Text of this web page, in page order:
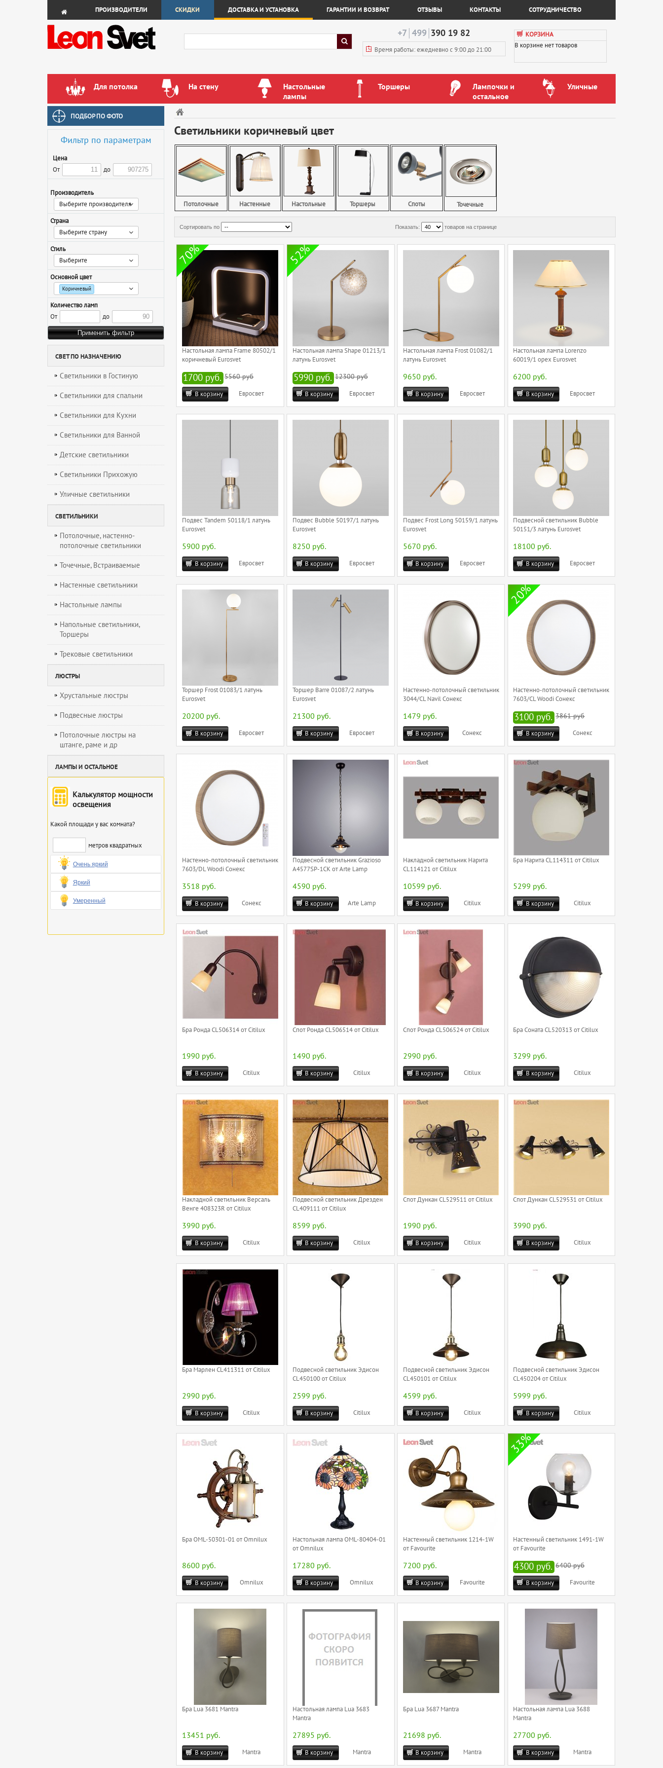
ПРОИЗВОДИТЕЛИ СКИДКИ ДОСТАВКА И УСТАНОВКА ГАРАНТИИ И ВОЗВРАТ ОТЗЫВЫ КОНТАКТЫ СОТРУДНИЧЕСТВО
+7 499 390 19 82
Время работы: ежедневнос 9:00 до 21:00
КОРЗИНА
В корзине нет товаров
Для потолка На стену
Настольные
лампы
Торшеры
Лампочки и
остальное
Уличные
ПОДБОР ПО ФОТО
Фильтр по параметрам
Цена
От
до
Производитель
Выберите производителя
Страна
Выберите страну
Стиль
Выберите
Основной цвет
Коричневый
Количество ламп
От
до
СВЕТ ПО НАЗНАЧЕНИЮ
Светильники в Гостиную
Светильники для спальни
Светильники для Кухни
Светильники для Ванной
Детские светильники
Светильники Прихожую
Уличные светильники
СВЕТИЛЬНИКИ
Потолочные, настенно-
потолочные светильники
Точечные, Встраиваемые
Настенные светильники
Настольные лампы
Напольные светильники,
Торшеры
Трековые светильники
ЛЮСТРЫ
Хрустальные люстры
Подвесные люстры
Потолочные люстры на
штанге, раме и др
ЛАМПЫ И ОСТАЛЬНОЕ
Калькулятор мощности
освещения
Какой площади у вас комната?
метров квадратных
Очень яркий
Яркий
Умеренный
Светильники коричневый цвет
Потолочные Настенные Настольные Торшеры Споты Точечные
Сортировать по Показать: товаров на странице
Настольная лампа Frame 80502/1
коричневый Eurosvet
70%
1700 руб. 5560 руб
В корзину Евросвет
Настольная лампа Shape 01213/1
латунь Eurosvet
52%
5990 руб. 12300 руб
В корзину Евросвет
Настольная лампа Frost 01082/1
латунь Eurosvet
9650 руб.
В корзину Евросвет
Настольная лампа Lorenzo
60019/1 орех Eurosvet
6200 руб.
В корзину Евросвет
Подвес Tandem 50118/1 латунь
Eurosvet
5900 руб.
В корзину Евросвет
Подвес Bubble 50197/1 латунь
Eurosvet
8250 руб.
В корзину Евросвет
Подвес Frost Long 50159/1 латунь
Eurosvet
5670 руб.
В корзину Евросвет
Подвесной светильник Bubble
50151/3 латунь Eurosvet
18100 руб.
В корзину Евросвет
Торшер Frost 01083/1 латунь
Eurosvet
20200 руб.
В корзину Евросвет
Торшер Barre 01087/2 латунь
Eurosvet
21300 руб.
В корзину Евросвет
Настенно-потолочный светильник
3044/CL Navil Сонекс
1479 руб.
В корзину Сонекс
Настенно-потолочный светильник
7603/CL Woodi Сонекс
20%
3100 руб. 3861 руб
В корзину Сонекс
Настенно-потолочный светильник
7603/DL Woodi Сонекс
3518 руб.
В корзину Сонекс
Подвесной светильник Grazioso
A4577SP-1CK от Arte Lamp
4590 руб.
В корзину Arte Lamp
Накладной светильник Нарита
CL114121 от Citilux
10599 руб.
В корзину Citilux
Бра Нарита CL114311 от Citilux
5299 руб.
В корзину Citilux
Бра Ронда CL506314 от Citilux
1990 руб.
В корзину Citilux
Спот Ронда CL506514 от Citilux
1490 руб.
В корзину Citilux
Спот Ронда CL506524 от Citilux
2990 руб.
В корзину Citilux
Бра Соната CL520313 от Citilux
3299 руб.
В корзину Citilux
Накладной светильник Версаль
Венге 408323R от Citilux
3990 руб.
В корзину Citilux
Подвесной светильник Дрезден
CL409111 от Citilux
8599 руб.
В корзину Citilux
Спот Дункан CL529511 от Citilux
1990 руб.
В корзину Citilux
Спот Дункан CL529531 от Citilux
3990 руб.
В корзину Citilux
Бра Марлен CL411311 от Citilux
2990 руб.
В корзину Citilux
Подвесной светильник Эдисон
CL450100 от Citilux
2599 руб.
В корзину Citilux
Подвесной светильник Эдисон
CL450101 от Citilux
4599 руб.
В корзину Citilux
Подвесной светильник Эдисон
CL450204 от Citilux
5999 руб.
В корзину Citilux
Бра OML-50301-01 от Omnilux
8600 руб.
В корзину Omnilux
Настольная лампа OML-80404-01
от Omnilux
17280 руб.
В корзину Omnilux
Настенный светильник 1214-1W
от Favourite
7200 руб.
В корзину Favourite
Настенный светильник 1491-1W
от Favourite
33%
4300 руб. 6400 руб
В корзину Favourite
Бра Lua 3681 Mantra
13451 руб.
В корзину Mantra
Настольная лампа Lua 3683
Mantra
27895 руб.
В корзину Mantra
Бра Lua 3687 Mantra
21698 руб.
В корзину Mantra
Настольная лампа Lua 3688
Mantra
27700 руб.
В корзину Mantra